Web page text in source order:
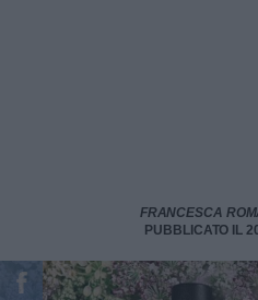
FRANCESCA
PUBBLICATO IL